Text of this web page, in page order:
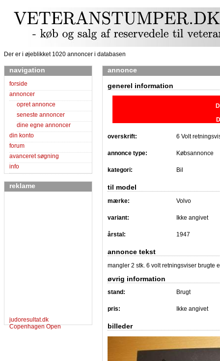
Der er i øjeblikket 1020 annoncer i databasen
navigation
forside
annoncer
opret annonce
seneste annoncer
dine egne annoncer
din konto
forum
avanceret søgning
info
reklame
judoresultat.dk
Copenhagen Open
annonce
generel information
overskrift: 6 Volt
annonce type: Købsannonce
kategori: Bil
til model
mærke: Volvo
variant: Ikke angivet
årstal: 1947
annonce tekst
mangler 2 stk. 6 volt retningsviser brugte
øvrig information
stand: Brugt
pris: Ikke angivet
billeder